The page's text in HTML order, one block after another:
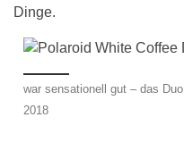
Dinge.
war sensationell gut – das
2018